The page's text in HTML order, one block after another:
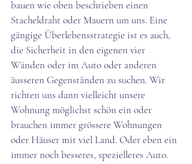
bauen wie oben beschrieben einen
Stacheldraht oder Mauern um uns. Eine
gängige Überlebensstrategie ist es auch,
die Sicherheit in den eigenen vier
Wänden oder im Auto oder anderen
äusseren Gegenständen zu suchen. Wir
richten uns dann vielleicht unsere
Wohnung möglichst schön ein oder
brauchen immer grössere Wohnungen
oder Häuser mit viel Land. Oder eben ein
immer noch besseres, spezielleres Auto.